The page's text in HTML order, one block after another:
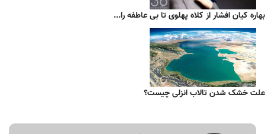
بهاره کیان افشار از کلاه پهلوی تا بی عاطفه را...
علت خشک شدن تالاب انزلی چیست؟